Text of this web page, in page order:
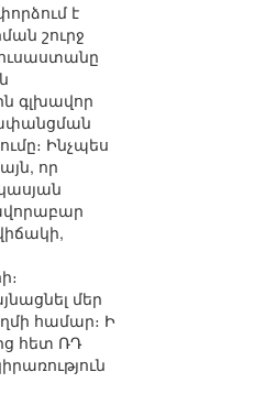
է
շուրջ
գլխավոր
Ինչպես
որ
մեր
համար։ Ի
հետ ՌԴ